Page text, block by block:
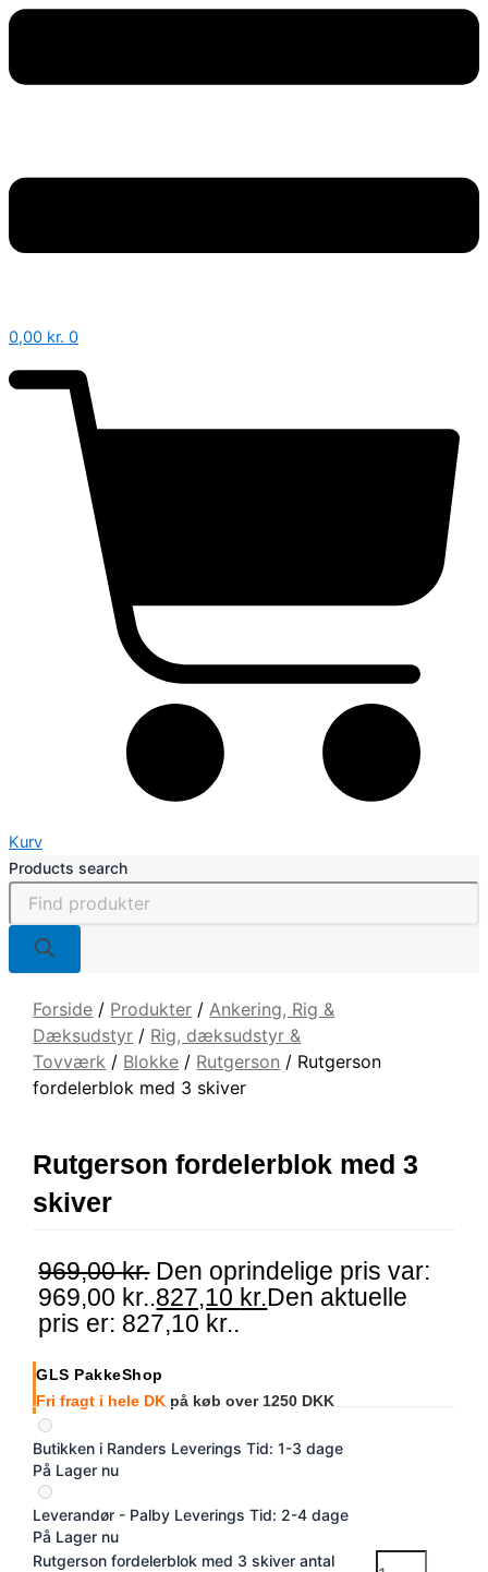
0,00 kr. 0
Kurv
Products search
Forside / Produkter /Ankering, Rig &
Dæksudstyr / Rig, dæksudstyr &
Tovværk / Blokke / Rutgerson / Rutgerson
fordelerblok med 3 skiver
Rutgerson fordelerblok med 3
skiver
969,00kr. Den oprindelige pris var:
969,00 kr..827,10 kr.Den aktuelle
pris er: 827,10 kr..
GLS PakkeShop
Fri fragt i hele DK på køb over 1250 DKK
Butikken i Randers Leverings Tid: 1-3 dage
På Lager nu
Leverandør - Palby Leverings Tid: 2-4 dage
På Lager nu
Rutgerson fordelerblok med 3 skiver antal